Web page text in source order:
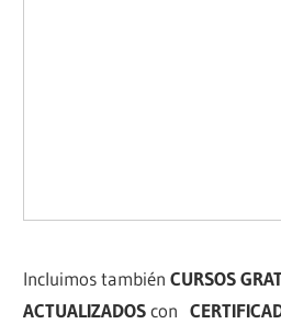
Incluimos tambiénCURSOS
ACTUALIZADOScon